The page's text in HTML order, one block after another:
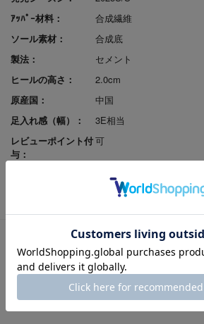
ｱｯﾊﾟｰ材料：
合成繊維
ソール素材：
合成底
製法：
セメント
ヒールの高さ：
2.0cm
原産国：
中国
足入れ感（幅）：
3E相当
レビューポイント付
与：
可